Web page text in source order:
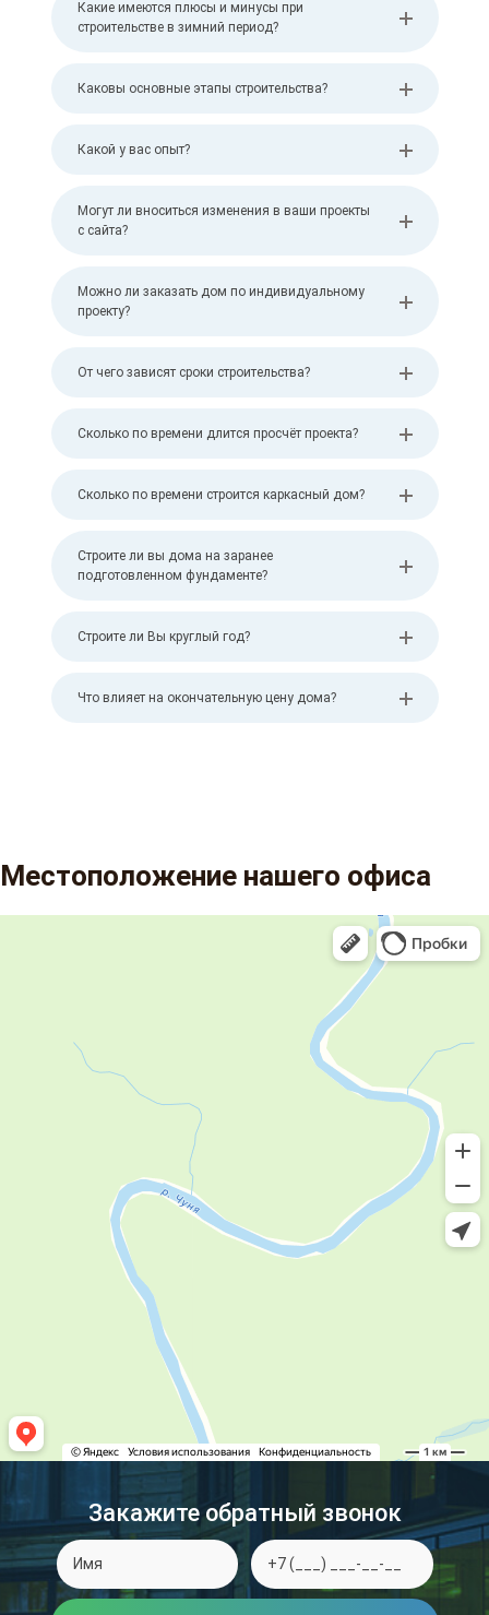
Какие имеются плюсы и минусы при
строительстве в зимний период?
Каковы основные этапы строительства?
Какой у вас опыт?
Могут ли вноситься изменения в ваши проекты
с сайта?
Можно ли заказать дом по индивидуальному
проекту?
От чего зависят сроки строительства?
Сколько по времени длится просчёт проекта?
Сколько по времени строится каркасный дом?
Строите ли вы дома на заранее
подготовленном фундаменте?
Строите ли Вы круглый год?
Что влияет на окончательную цену дома?
Местоположение нашего офиса
Закажите обратный звонок